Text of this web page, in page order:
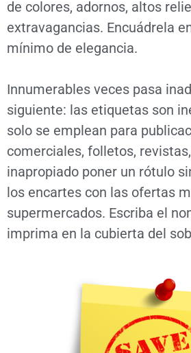
de colores, adornos, altos
extravagancias. Encuádrela
mínimo de elegancia.
Innumerables veces pasa
siguiente: las etiquetas son
solo se emplean para
comerciales, folletos,
inapropiado poner un rótulo
los encartes con las ofertas
supermercados. Escriba el
imprima en la cubierta del